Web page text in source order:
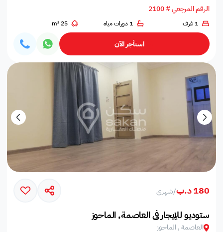
الرقم المرجعي # 2100
1 غرف 1 دورات مياه 25 m²
استأجر الآن
180 د.ب /شهري
ستوديو للإيجار في العاصمة, الماحوز
العاصمة , الماحوز